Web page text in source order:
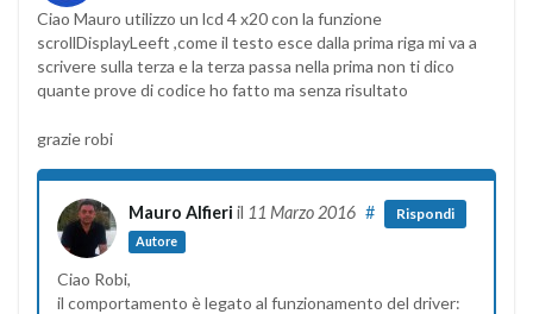
Ciao Mauro utilizzo un lcd 4 x20 con la funzione
scrollDisplayLeeft ,come il testo esce dalla prima riga mi va a
scrivere sulla terza e la terza passa nella prima non ti dico
quante prove di codice ho fatto ma senza risultato
grazie robi
Mauro Alfieri il 11 Marzo 2016
Autore
# Rispondi
Ciao Robi,
il comportamento è legato al funzionamento del driver: